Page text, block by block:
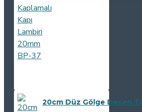
20cm Düz Gölge Desen